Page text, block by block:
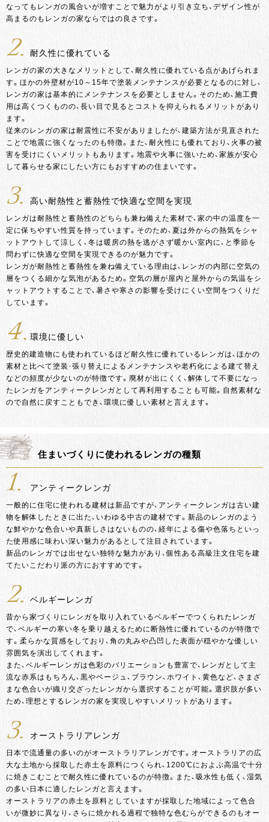
なってもレンガの風合いが増すことで魅力がより引き立ち、デザイン性が
高まるのもレンガの家ならではの良さです。
2. 耐久性に優れている
レンガの家の大きなメリットとして、耐久性に優れている点があげられま
す。ほかの外壁材が10～15年で塗装メンテナンスが必要となるのに対し、
レンガの家は基本的にメンテナンスを必要としません。そのため、施工費
用は高くつくものの、長い目で見るとコストを抑えられるメリットがあり
ます。
従来のレンガの家は耐震性に不安がありましたが、建築方法が見直された
ことで地震に強くなったのも特徴。また、耐火性にも優れており、火事の被
害を受けにくいメリットもあります。地震や火事に強いため、家族が安心
して暮らせる家にしたい方にもおすすめの住まいです。
3. 高い耐熱性と蓄熱性で快適な空間を実現
レンガは耐熱性と蓄熱性のどちらも兼ね備えた素材で、家の中の温度を一
定に保ちやすい性質を持っています。そのため、夏は外からの熱気をシャ
ットアウトして涼しく、冬は暖房の熱を逃がさず暖かい室内に、と季節を
問わずに快適な空間を実現できるのが魅力です。
レンガが耐熱性と蓄熱性を兼ね備えている理由は、レンガの内部に空気の
層をつくる細かな気泡があるため。空気の層が屋内と屋外からの気温をシ
ャットアウトすることで、暑さや寒さの影響を受けにくい空間をつくりだ
しています。
4. 環境に優しい
歴史的建造物にも使われているほど耐久性に優れているレンガは、ほかの
素材と比べて塗装・張り替えによるメンテナンスや老朽化による建て替え
などの頻度が少ないのが特徴です。廃材が出にくく、解体して不要になっ
たレンガをアンティークレンガとして再利用することも可能。自然素材な
ので自然に戻すこともでき、環境に優しい素材と言えます。
住まいづくりに使われるレンガの種類
1. アンティークレンガ
一般的に住宅に使われる建材は新品ですが、アンティークレンガは古い建
物を解体したときに出た、いわゆる中古の建材です。新品のレンガのよう
な鮮やかな色合いや真新しさはないものの、経年による傷や色落ちといっ
た使用感に味わい深い魅力があるとして注目されています。
新品のレンガでは出せない独特な魅力があり、個性ある高級注文住宅を建
てたいこだわり派の方におすすめです。
2. ベルギーレンガ
昔から家づくりにレンガを取り入れているベルギーでつくられたレンガ
で、ベルギーの寒い冬を乗り越えるために断熱性に優れているのが特徴で
す。柔らかな質感をしており、角の丸みや凸凹した表面が穏やかな優しい
雰囲気を演出してくれます。
また、ベルギーレンガは色彩のバリエーションも豊富で、レンガとして主
流な赤系はもちろん、黒やベージュ、ブラウン、ホワイト、黄色など、さまざ
まな色合いが織り交ざったレンガから選択することが可能。選択肢が多い
ため、理想とするレンガの家を実現しやすいメリットがあります。
3. オーストラリアレンガ
日本で流通量の多いのがオーストラリアレンガです。オーストラリアの広
大な土地から採取した赤土を原料につくられ、1200℃におよぶ高温で十分
に焼きこむことで耐久性に優れているのが特徴。また、吸水性も低く、湿気
の多い日本に適したレンガと言えます。
オーストラリアの赤土を原料としていますが採取した地域によって色合
いが微妙に異なり、さらに焼かれる過程で独特な色むらができるのもオー